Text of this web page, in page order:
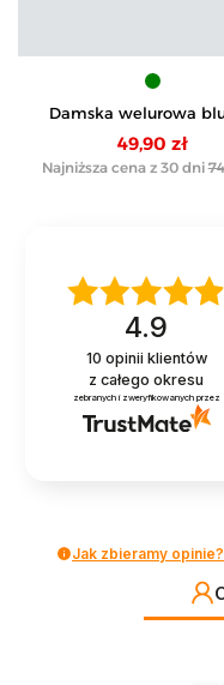
Damska welurowa
kapturem
49,90 zł
Najniższa cena z 30 dni
4.9
10 opinii klientów
z całego okresu
zebranych i zweryfikowanych przez
Jak zbieramy opinie?